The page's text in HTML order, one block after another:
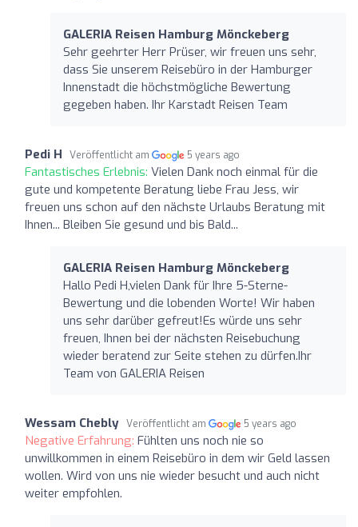
GALERIA Reisen Hamburg Mönckeberg
Sehr geehrter Herr Prüser, wir freuen uns sehr,
dass Sie unserem Reisebüro in der Hamburger
Innenstadt die höchstmögliche Bewertung
gegeben haben. Ihr Karstadt Reisen Team
Pedi H Veröffentlicht am 5 years ago
Fantastisches Erlebnis: Vielen Dank noch einmal für die
gute und kompetente Beratung liebe Frau Jess, wir
freuen uns schon auf den nächste Urlaubs Beratung mit
Ihnen... Bleiben Sie gesund und bis Bald...
GALERIA Reisen Hamburg Mönckeberg
Hallo Pedi H,vielen Dank für Ihre 5-Sterne-
Bewertung und die lobenden Worte! Wir haben
uns sehr darüber gefreut!Es würde uns sehr
freuen, Ihnen bei der nächsten Reisebuchung
wieder beratend zur Seite stehen zu dürfen.Ihr
Team von GALERIA Reisen
Wessam Chebly Veröffentlicht am 5 years ago
Negative Erfahrung: Fühlten uns noch nie so
unwillkommen in einem Reisebüro in dem wir Geld lassen
wollen. Wird von uns nie wieder besucht und auch nicht
weiter empfohlen.